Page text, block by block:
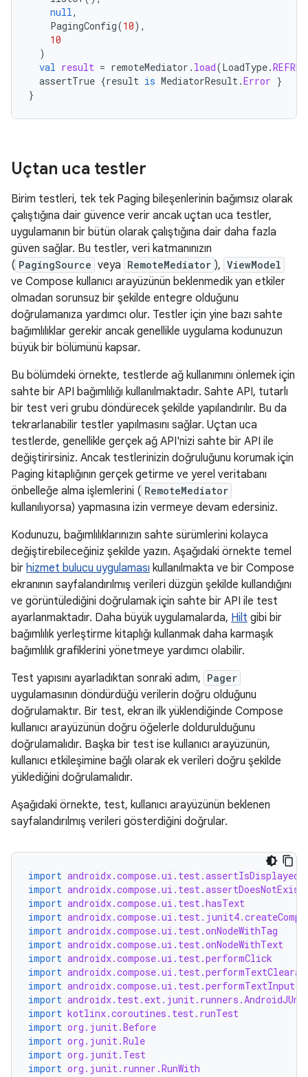
null,
PagingConfig(10),
10
)
val result = remoteMediator . load(LoadType.
assertTrue {result is MediatorResult.Error }
}
Uçtan uca testler
Birim testleri, tek tek Paging bileşenlerinin bağımsız olarak
çalıştığına dair güvence verir ancak uçtan uca testler,
uygulamanın bir bütün olarak çalıştığına dair daha fazla
güven sağlar. Bu testler, veri katmanınızın
( PagingSource veya RemoteMediator ), ViewModel
ve Compose kullanıcı arayüzünün beklenmedik yan etkiler
olmadan sorunsuz bir şekilde entegre olduğunu
doğrulamanıza yardımcı olur. Testler için yine bazı sahte
bağımlılıklar gerekir ancak genellikle uygulama kodunuzun
büyük bir bölümünü kapsar.
Bu bölümdeki örnekte, testlerde ağ kullanımını önlemek için
sahte bir API bağımlılığı kullanılmaktadır. Sahte API, tutarlı
bir test veri grubu döndürecek şekilde yapılandırılır. Bu da
tekrarlanabilir testler yapılmasını sağlar. Uçtan uca
testlerde, genellikle gerçek ağ API'nizi sahte bir API ile
değiştirirsiniz. Ancak testlerinizin doğruluğunu korumak için
Paging kitaplığının gerçek getirme ve yerel veritabanı
önbelleğe alma işlemlerini ( RemoteMediator
kullanılıyorsa) yapmasına izin vermeye devam edersiniz.
Kodunuzu, bağımlılıklarınızın sahte sürümlerini kolayca
değiştirebileceğiniz şekilde yazın. Aşağıdaki örnekte temel
bir hizmet bulucu uygulaması kullanılmakta ve bir Compose
ekranının sayfalandırılmış verileri düzgün şekilde kullandığını
ve görüntülediğini doğrulamak için sahte bir API ile test
ayarlanmaktadır. Daha büyük uygulamalarda, Hilt gibi bir
bağımlılık yerleştirme kitaplığı kullanmak daha karmaşık
bağımlılık grafiklerini yönetmeye yardımcı olabilir.
Test yapısını ayarladıktan sonraki adım, Pager
uygulamasının döndürdüğü verilerin doğru olduğunu
doğrulamaktır. Bir test, ekran ilk yüklendiğinde Compose
kullanıcı arayüzünün doğru öğelerle doldurulduğunu
doğrulamalıdır. Başka bir test ise kullanıcı arayüzünün,
kullanıcı etkileşimine bağlı olarak ek verileri doğru şekilde
yüklediğini doğrulamalıdır.
Aşağıdaki örnekte, test, kullanıcı arayüzünün beklenen
sayfalandırılmış verileri gösterdiğini doğrular.
import androidx.compose.ui.test.assertIsDisplayed
import androidx.compose.ui.test.assertDoesNotExist
import androidx.compose.ui.test.hasText
import
import androidx.compose.ui.test.onNodeWithTag
import androidx.compose.ui.test.onNodeWithText
import androidx.compose.ui.test.performClick
import
import androidx.compose.ui.test.performTextInput
import
import kotlinx.coroutines.test.runTest
import org.junit.Before
import org.junit.Rule
import org.junit.Test
import org.junit.runner.RunWith